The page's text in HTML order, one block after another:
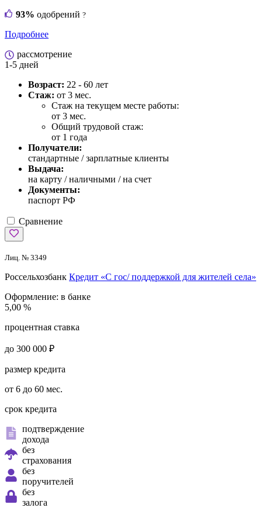
93% одобрений ?
Подробнее
рассмотрение
1-5 дней
Возраст: 22 - 60 лет
Стаж: от 3 мес.
Стаж на текущем месте работы:
от 3 мес.
Общий трудовой стаж:
от 1 года
Получатели:
стандартные / зарплатные клиенты
Выдача:
на карту / наличными / на счет
Документы:
паспорт РФ
Сравнение
Лиц. № 3349
Россельхозбанк Кредит «С гос/ поддержкой для жителей села»
Оформление: в банке
5,00 %
процентная ставка
до 300 000 ₽
размер кредита
от 6 до 60 мес.
срок кредита
подтверждение
дохода
без
страхования
без
поручителей
без
залога